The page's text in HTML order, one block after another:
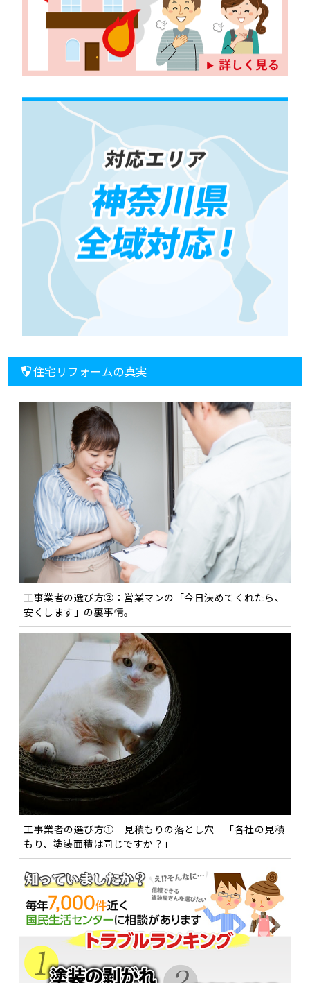
住宅リフォームの真実
工事業者の選び方②：営業マンの「今日決めてくれたら、
安くします」の裏事情。
工事業者の選び方① 見積もりの落とし穴 「各社の見積
もり、塗装面積は同じですか？」